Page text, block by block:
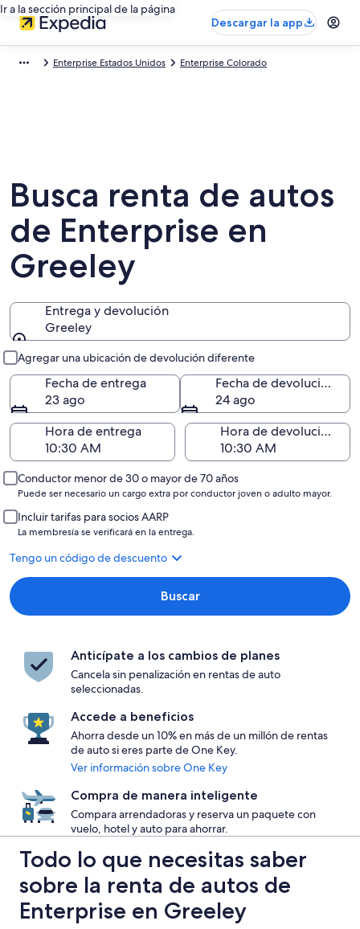
Ir a la sección principal de la página
Descargar la app
Enterprise Estados Unidos Enterprise Colorado
Busca renta de autos
de Enterprise en
Greeley
Entrega y devolución
Greeley
Agregar una ubicación de devolución diferente
Fecha de entrega
23 ago
Fecha de devolución
24 ago
Hora de entrega
Hora de devolución
Conductor menor de 30 o mayor de 70 años
Puede ser necesario un cargo extra por conductor joven o adulto mayor.
Incluir tarifas para socios AARP
La membresía se verificará en la entrega.
Tengo un código de descuento
Buscar
Anticípate a los cambios de planes
Cancela sin penalización en rentas de auto
seleccionadas.
Accede a beneficios
Ahorra desde un 10% en más de un millón de rentas
de auto si eres parte de One Key.
Ver información sobre One Key
Compra de manera inteligente
Compara arrendadoras y reserva un paquete con
vuelo, hotel y auto para ahorrar.
Todo lo que necesitas saber
sobre la renta de autos de
Enterprise en Greeley